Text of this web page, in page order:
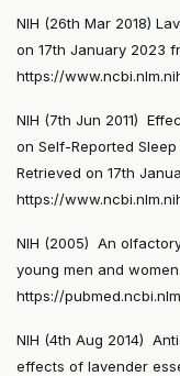
NIH (26th Mar 2018)
on 17th January 2023
https://
NIH (7th Jun 2011)
on Self-Reported
Retrieved on 17th
https://
NIH (2005) An
young men and
https://
NIH (4th Aug 2014)
effects of lavender